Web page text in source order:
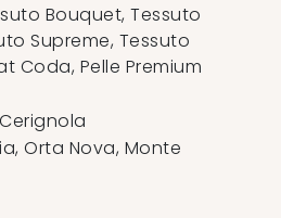
Bouquet, Tessuto
Supreme, Tessuto
Coda, Pelle Premium
Cerignola
Orta Nova, Monte